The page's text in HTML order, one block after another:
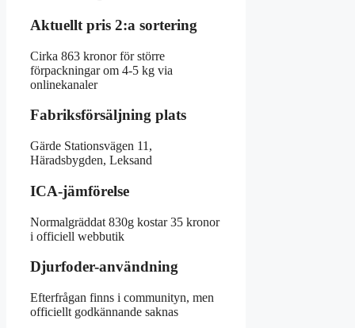
Aktuellt pris 2:a sortering
Cirka 863 kronor för större
förpackningar om 4-5 kg via
onlinekanaler
Fabriksförsäljning plats
Gärde Stationsvägen 11,
Häradsbygden, Leksand
ICA-jämförelse
Normalgräddat 830g kostar 35 kronor
i officiell webbutik
Djurfoder-användning
Efterfrågan finns i communityn, men
officiellt godkännande saknas